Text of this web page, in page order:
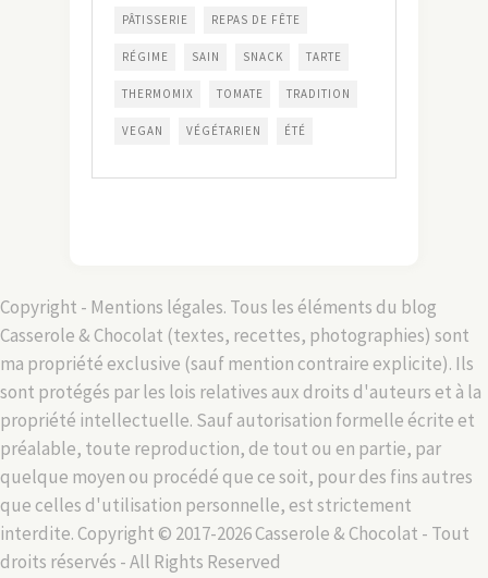
PÂTISSERIE REPAS DE FÊTE
RÉGIME SAIN SNACK TARTE
THERMOMIX TOMATE TRADITION
VEGAN VÉGÉTARIEN ÉTÉ
Copyright - Mentions légales. Tous les éléments du blog
Casserole & Chocolat (textes, recettes, photographies) sont
ma propriété exclusive (sauf mention contraire explicite). Ils
sont protégés par les lois relatives aux droits d'auteurs et à la
propriété intellectuelle. Sauf autorisation formelle écrite et
préalable, toute reproduction, de tout ou en partie, par
quelque moyen ou procédé que ce soit, pour des fins autres
que celles d'utilisation personnelle, est strictement
interdite. Copyright © 2017-2026 Casserole & Chocolat - Tout
droits réservés - All Rights Reserved